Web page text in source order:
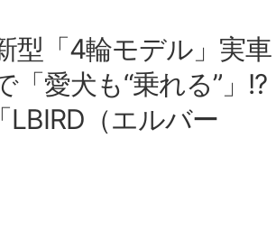
型「4輪モデル」実車
愛犬も“乗れる”」!?
（エルバー